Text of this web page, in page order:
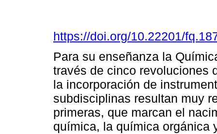
https://doi.org/10.22201/
Para su enseñanza la
través de cinco revoluciones
la incorporación de
subdisciplinas resultan muy
primeras, que marcan el
química, la química orgánica